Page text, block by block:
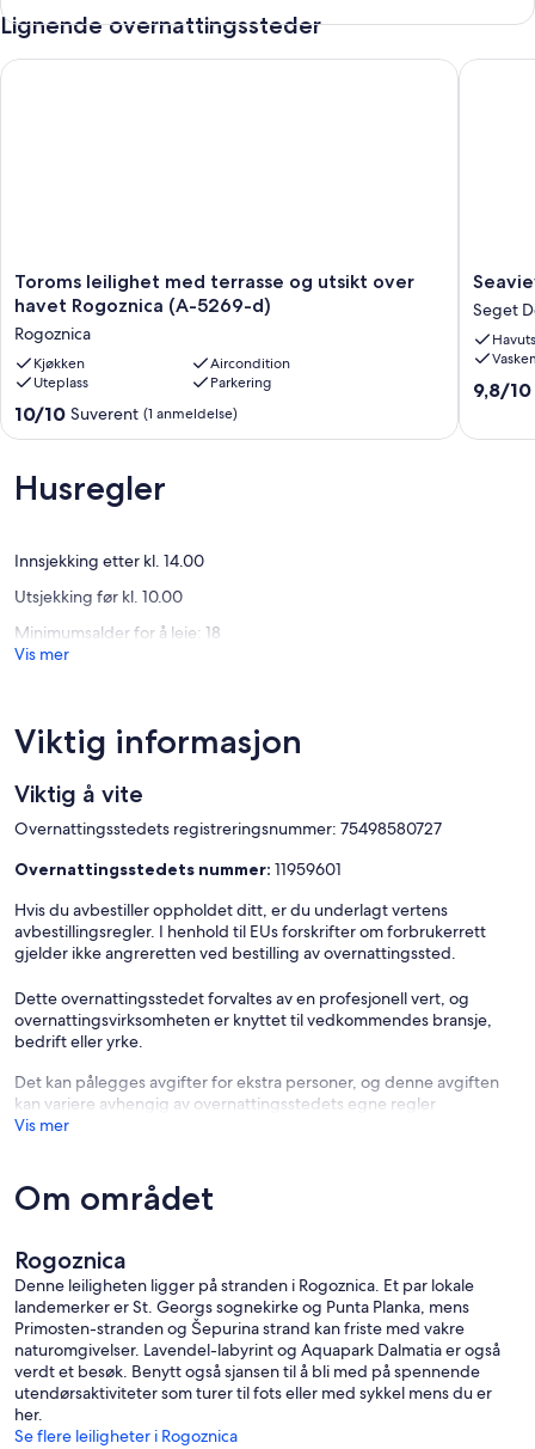
Kjæledyr; Ikke tillatt
Sengetøy; Dag
Lignende overnattingssteder
Toroms
leilighet
terrasse
og
utsikt
over
havet
(A-
5269-
Toroms leilighet med terrasse og utsikt over
havet Rogoznica (A-5269-d)
Rogoznica
Kjøkken
Aircondition
Uteplass
Parkering
10.0
av
Suverent,
(1
10/10 Suverent (1 anmeldelse)
Toroms leilighet med terrasse og utsikt over havet
Seaview
Lana
Seget
Donji
Seget
9.8
9,8/10
Husregler
Innsjekking etter kl. 14.00
Utsjekking før kl. 10.00
Minimumsalder for å leie: 18
Vis mer
Viktig informasjon
Viktig å vite
Overnattingsstedets registreringsnummer: 75498580727
Overnattingsstedets nummer: 11959601
Hvis du avbestiller oppholdet ditt, er du underlagt vertens
avbestillingsregler. I henhold til EUs forskrifter om forbrukerrett
gjelder ikke angreretten ved bestilling av overnattingssted.
Dette overnattingsstedet forvaltes av en profesjonell vert, og
overnattingsvirksomheten er knyttet til vedkommendes bransje,
bedrift eller yrke.
Det kan pålegges avgifter for ekstra personer, og denne avgiften
kan variere avhengig av overnattingsstedets egne regler
Vis mer
Om området
Rogoznica
Denne leiligheten ligger på stranden i Rogoznica. Et par lokale
landemerker er St. Georgs sognekirke og Punta Planka, mens
Primosten-stranden og Šepurina strand kan friste med vakre
naturomgivelser. Lavendel-labyrint og Aquapark Dalmatia er også
verdt et besøk. Benytt også sjansen til å bli med på spennende
utendørsaktiviteter som turer til fots eller med sykkel mens du er
her.
Se flere leiligheter i Rogoznica